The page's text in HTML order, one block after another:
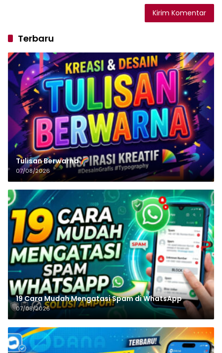
Terbaru
Tulisan‌‌‌‌‌‌‌‌‌‌‌‌‌‌‌‌ Berwarna
07/08/2026
19 Cara Mudah Mengatasi Spam di WhatsApp
07/08/2026